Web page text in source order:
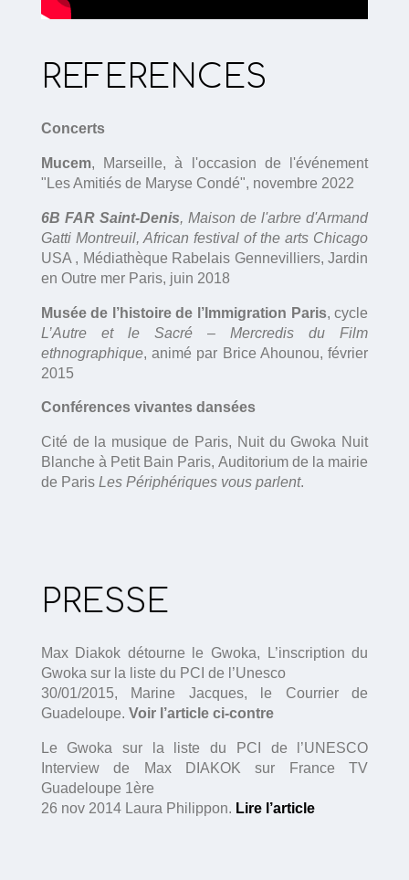
REFERENCES
Concerts
Mucem, Marseille, à l'occasion de l'événement
"Les Amitiés de Maryse Condé", novembre 2022
6B FAR Saint-Denis, Maison de l'arbre d'Armand
Gatti Montreuil, African festival of the arts Chicago
USA , Médiathèque Rabelais Gennevilliers, Jardin
en Outre mer Paris, juin 2018
Musée de l’histoire de l’Immigration Paris, cycle
L’Autre et le Sacré–Mercredis du Film
ethnographique, animé par Brice Ahounou, février
2015
Conférences vivantes dansées
Cité de la musique de Paris, Nuit du Gwoka Nuit
Blanche à Petit Bain Paris, Auditorium de la mairie
de Paris Les Périphériques vous parlent.
PRESSE
Max Diakok détourne le Gwoka, L’inscription du
Gwoka sur la liste du PCI de l’Unesco
30/01/2015, Marine Jacques, le Courrier de
Guadeloupe. Voir l’article ci-contre
Le Gwoka sur la liste du PCI de l’UNESCO
Interview de Max DIAKOK sur France TV
Guadeloupe 1ère
26 nov 2014 Laura Philippon. Lire l’article